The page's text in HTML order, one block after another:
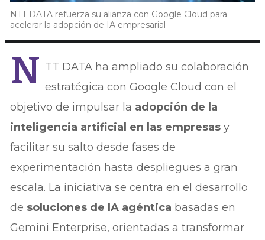
NTT DATA refuerza su alianza con Google Cloud para
acelerar la adopción de IA empresarial
N TT DATA ha ampliado su colaboración
estratégica con Google Cloud con el
objetivo de impulsar la adopción de la
inteligencia artificial en las empresas y
facilitar su salto desde fases de
experimentación hasta despliegues a gran
escala. La iniciativa se centra en el desarrollo
de soluciones de IA agéntica basadas en
Gemini Enterprise, orientadas a transformar